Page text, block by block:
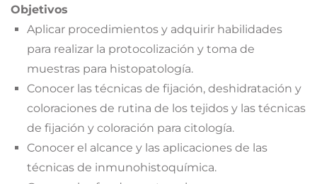
Objetivos
Aplicar procedimientos y adquirir habilidades
para realizar la protocolización y toma de
muestras para histopatología.
Conocer las técnicas de fijación, deshidratación y
coloraciones de rutina de los tejidos y las técnicas
de fijación y coloración para citología.
Conocer el alcance y las aplicaciones de las
técnicas de inmunohistoquímica.